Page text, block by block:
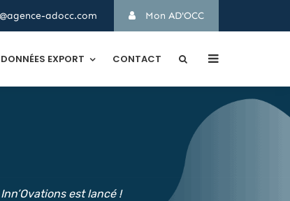
adocc.com Mon AD'OCC
DONNÉES EXPORT CONTACT
est lancé !